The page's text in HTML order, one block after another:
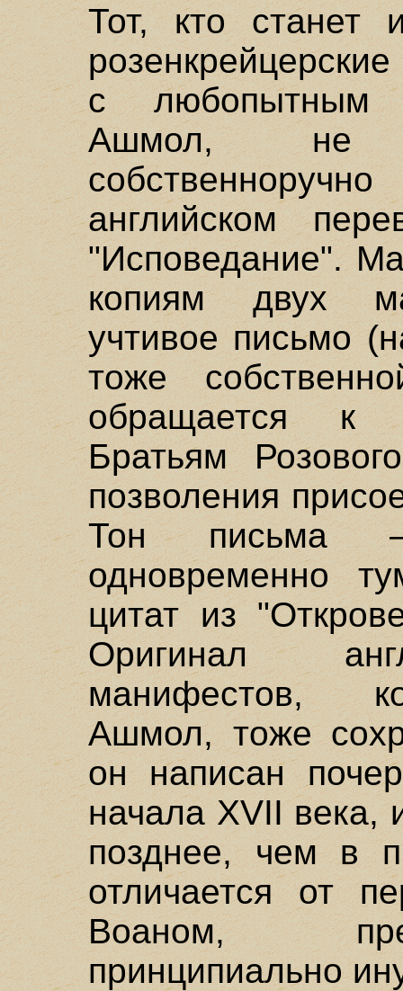
Тот, кто станет
с любопытным
Ашмол, не
английском
"Исповедание".
копиям двух
учтивое письмо
тоже
обращается к
Братьям
позволения
Тон письма
одновременно
цитат из
Оригинал
манифестов,
Ашмол, тоже
он написан
начала XVII века,
позднее, чем в
отличается от
Воаном,
принципиально